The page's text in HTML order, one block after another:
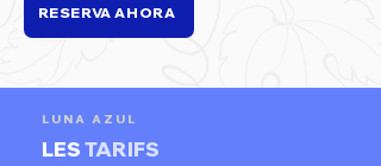
RESERVA AHORA
LUNA AZUL
LESTARIFS